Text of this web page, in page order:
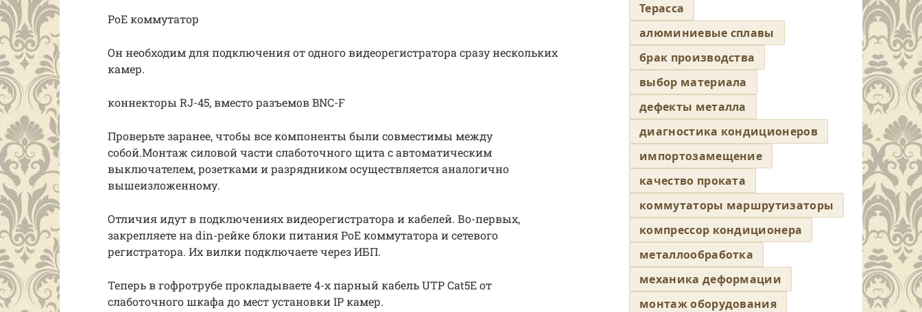
PoE коммутатор
Он необходим для подключения от одного видеорегистратора сразу нескольких
камер.
коннекторы RJ-45, вместо разъемов BNC-F
Проверьте заранее, чтобы все компоненты были совместимы между
собой.Монтаж силовой части слаботочного щита с автоматическим
выключателем, розетками и разрядником осуществляется аналогично
вышеизложенному.
Отличия идут в подключениях видеорегистратора и кабелей. Во-первых,
закрепляете на din-рейке блоки питания PoE коммутатора и сетевого
регистратора. Их вилки подключаете через ИБП.
Теперь в гофротрубе прокладываете 4-х парный кабель UTP Cat5E от
слаботочного шкафа до мест установки IP камер.
Терасса
алюминиевые сплавы
брак производства
выбор материала
дефекты металла
диагностика кондиционеров
импортозамещение
качество проката
коммутаторы маршрутизаторы
компрессор кондиционера
металлообработка
механика деформации
монтаж оборудования